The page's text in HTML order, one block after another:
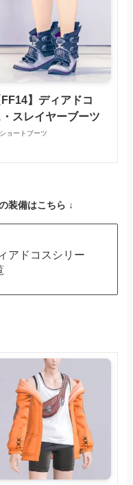
FF14】ディアドコ
・スレイヤーブーツ
ショートブーツ
装備はこちら ↓
アドコスシリー